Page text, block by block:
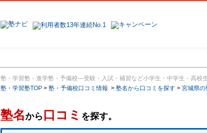
塾・学習塾・進学塾・予備校―受験・入試・補習など小学生・中学生・高校
塾・学習塾TOP > 塾・予備校口コミ情報 > 塾名から口コミを探す > 宮城県の
塾名から 口コミ を探す。